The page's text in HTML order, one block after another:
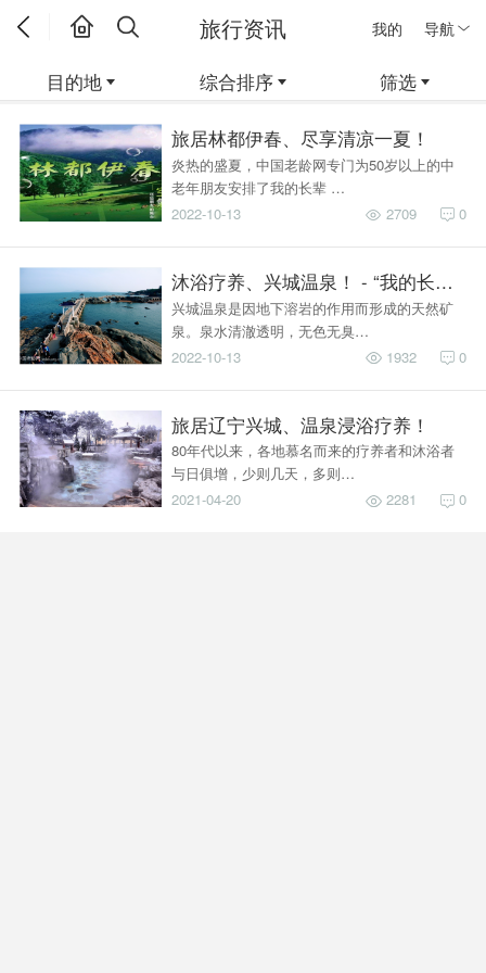
我的 导航
旅行资讯
目的地 综合排序 筛选
旅居林都伊春、尽享清凉一夏！
炎热的盛夏，中国老龄网专门为50岁以上的中
老年朋友安排了我的长辈 …
2022-10-13
0
2709
沐浴疗养、兴城温泉！ - “我的长辈”
兴城温泉是因地下溶岩的作用而形成的天然矿
泉。泉水清澈透明，无色无臭…
2022-10-13
0
1932
旅居辽宁兴城、温泉浸浴疗养！
80年代以来，各地慕名而来的疗养者和沐浴者
与日俱增，少则几天，多则…
2021-04-20
0
2281